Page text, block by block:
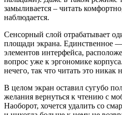
замыливается – читать
наблюдается.
Сенсорный слой отрабатывает
площади экрана. Единственное —
элементов интерфейса,
вопрос уже к эргономике
нечего, так что читать это никак
В целом экран оставил сугубо
желания вернуться к чтению с
Наоборот, хочется удалить со